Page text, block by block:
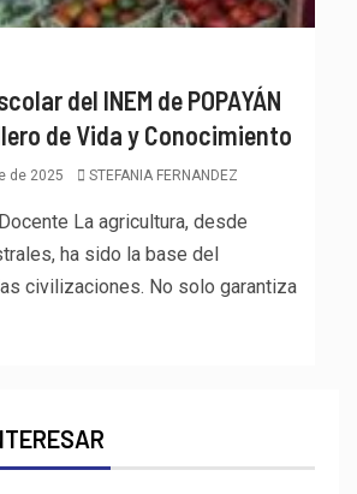
del INEM de POPAYÁN
de Vida y Conocimiento
de 2025 STEFANIA FERNANDEZ
La agricultura, desde
ha sido la base del
civilizaciones. No solo garantiza